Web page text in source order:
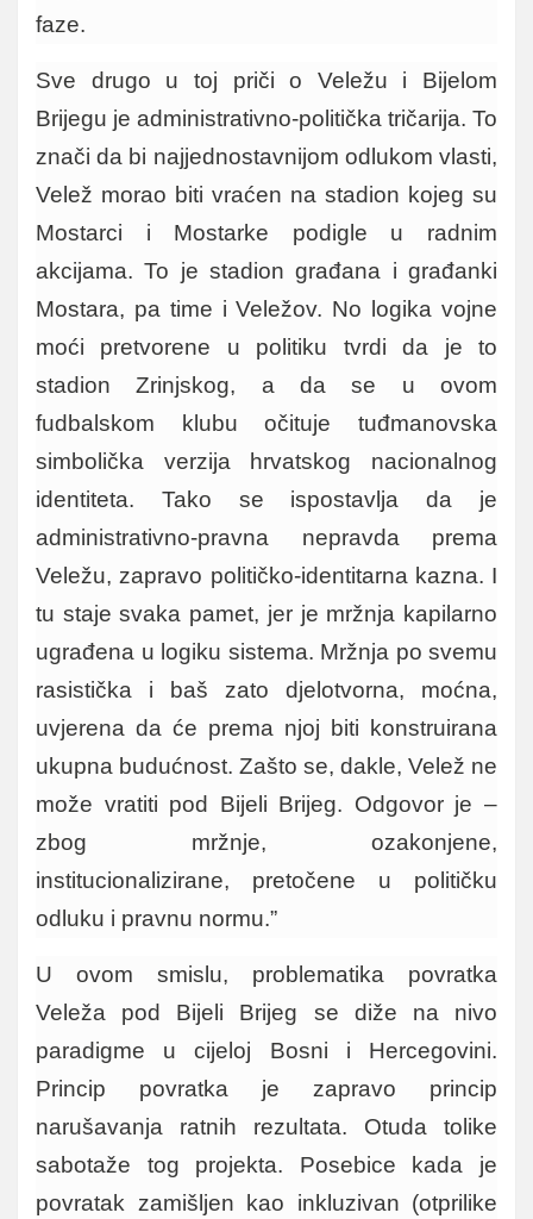
faze.
Sve drugo u toj priči o Veležu i Bijelom
Brijegu je administrativno-politička tričarija. To
znači da bi najjednostavnijom odlukom vlasti,
Velež morao biti vraćen na stadion kojeg su
Mostarci i Mostarke podigle u radnim
akcijama. To je stadion građana i građanki
Mostara, pa time i Veležov. No logika vojne
moći pretvorene u politiku tvrdi da je to
stadion Zrinjskog, a da se u ovom
fudbalskom klubu očituje tuđmanovska
simbolička verzija hrvatskog nacionalnog
identiteta. Tako se ispostavlja da je
administrativno-pravna nepravda prema
Veležu, zapravo političko-identitarna kazna. I
tu staje svaka pamet, jer je mržnja kapilarno
ugrađena u logiku sistema. Mržnja po svemu
rasistička i baš zato djelotvorna, moćna,
uvjerena da će prema njoj biti konstruirana
ukupna budućnost. Zašto se, dakle, Velež ne
može vratiti pod Bijeli Brijeg. Odgovor je –
zbog mržnje, ozakonjene,
institucionalizirane, pretočene u političku
odluku i pravnu normu.”
U ovom smislu, problematika povratka
Veleža pod Bijeli Brijeg se diže na nivo
paradigme u cijeloj Bosni i Hercegovini.
Princip povratka je zapravo princip
narušavanja ratnih rezultata. Otuda tolike
sabotaže tog projekta. Posebice kada je
povratak zamišljen kao inkluzivan (otprilike